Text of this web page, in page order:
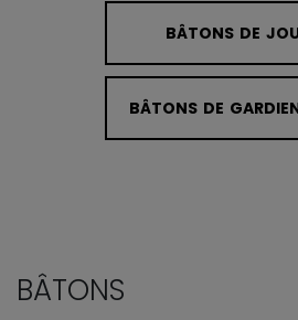
BÂTONS DE
BÂTONS DE
BÂTONS